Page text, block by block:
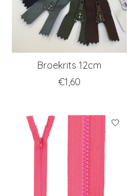
Broekrits 12cm
€1,60